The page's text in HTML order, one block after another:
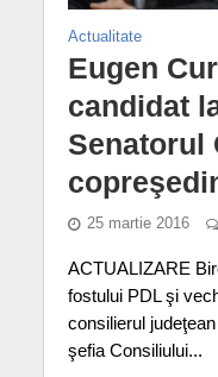
Actualitate
Eugen
candidat
Senatorul
25 martie 2016
ACTUALIZARE
fostului PDL şi
consilierul
şefia Consiliului...